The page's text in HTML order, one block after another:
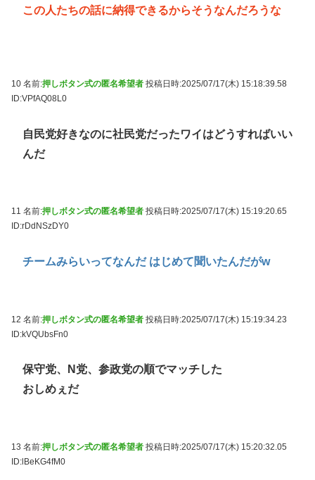
この人たちの話に納得できるからそうなんだろうな
10 名前:押しボタン式の匿名希望者 投稿日時:2025/07/17(木) 15:18:39.58
ID:VPfAQ08L0
自民党好きなのに社民党だったワイはどうすればいい
んだ
11 名前:押しボタン式の匿名希望者 投稿日時:2025/07/17(木) 15:19:20.65
ID:rDdNSzDY0
チームみらいってなんだ はじめて聞いたんだがw
12 名前:押しボタン式の匿名希望者 投稿日時:2025/07/17(木) 15:19:34.23
ID:kVQUbsFn0
保守党、N党、参政党の順でマッチした
おしめぇだ
13 名前:押しボタン式の匿名希望者 投稿日時:2025/07/17(木) 15:20:32.05
ID:lBeKG4fM0